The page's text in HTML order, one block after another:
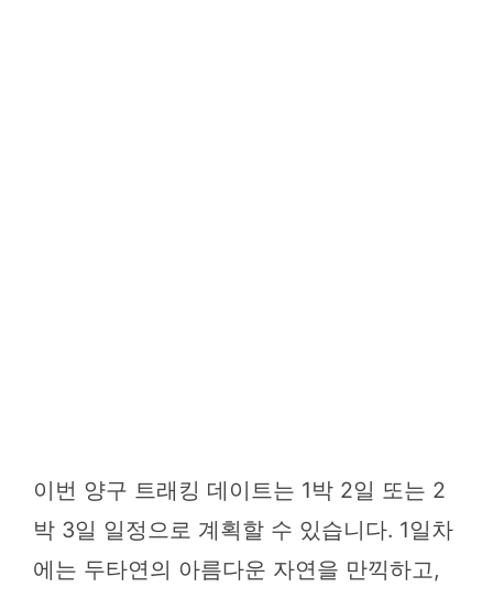
이번 양구 트래킹 데이트는 1박 2일 또는 2
박 3일 일정으로 계획할 수 있습니다. 1일차
에는 두타연의 아름다운 자연을 만끽하고,